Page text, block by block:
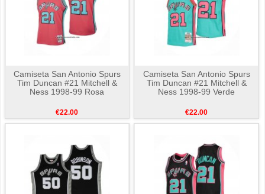
Camiseta San Antonio Spurs
Tim Duncan #21 Mitchell &
Ness 1998-99 Rosa
€22.00
Camiseta San Antonio Spurs
Tim Duncan #21 Mitchell &
Ness 1998-99 Verde
€22.00